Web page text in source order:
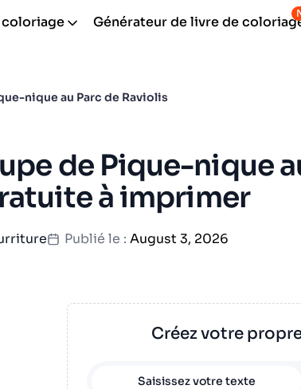
Générateur de livre de
nique au Parc de Raviolis
de Pique-nique
à imprimer
Publié le : August 3, 2026
Créez votre
Saisissez votre texte